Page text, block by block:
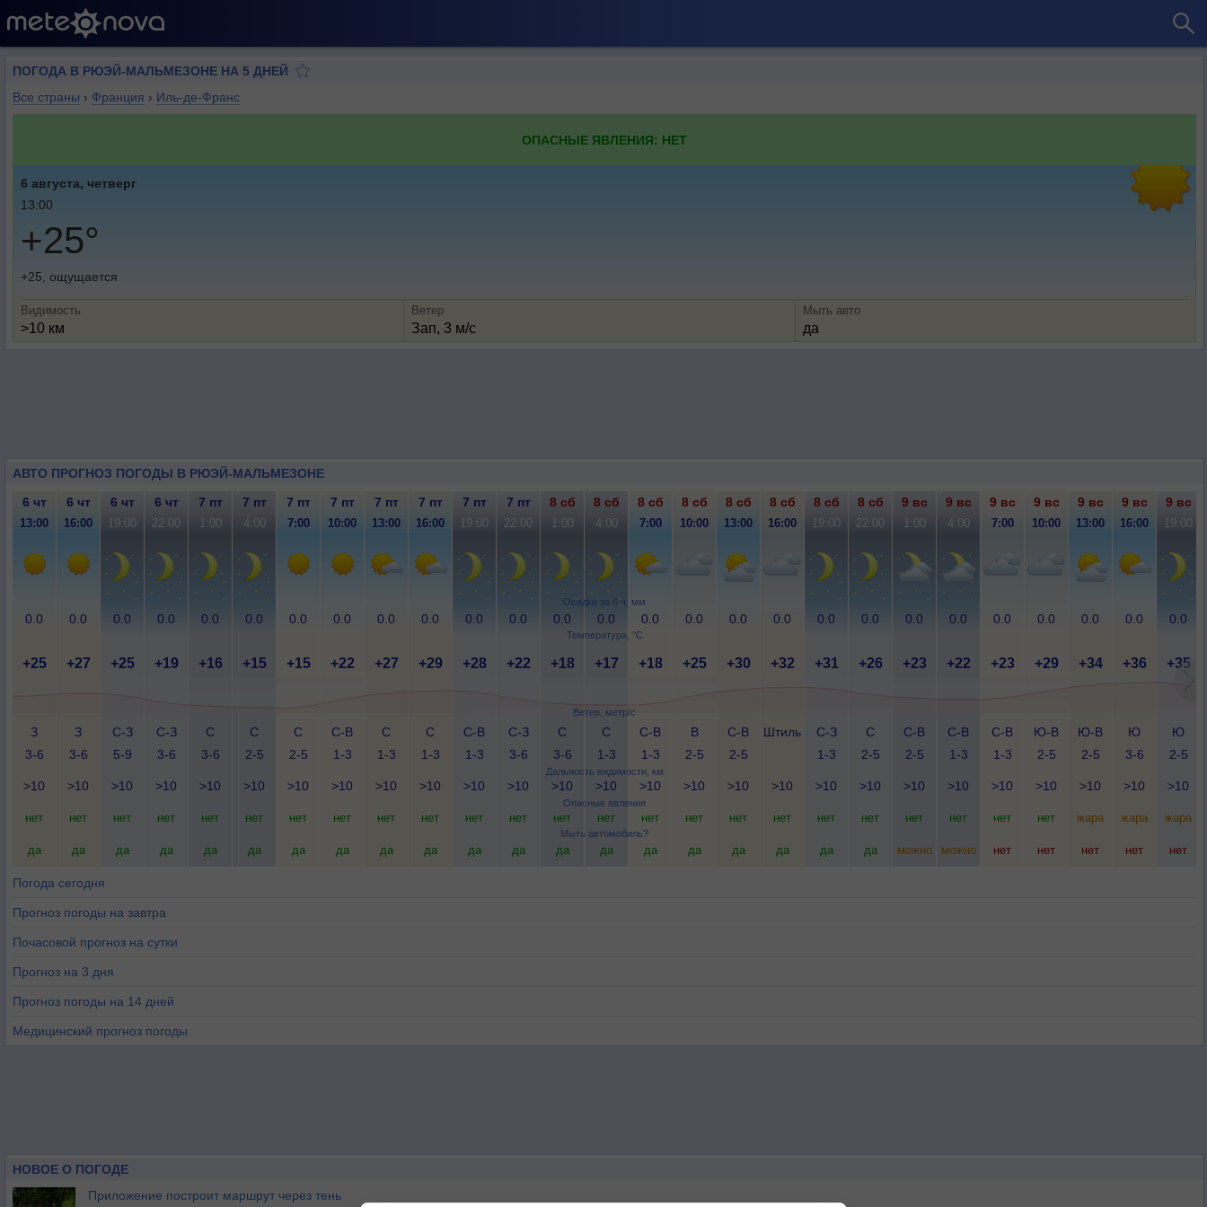
ПОГОДА В РЮЭЙ-МАЛЬМЕЗОНЕ НА 5 ДНЕЙ
Все страны › Франция › Иль-де-Франс
ОПАСНЫЕ ЯВЛЕНИЯ: НЕТ
6 августа, четверг
13:00
+25°
+25, ощущается
Видимость
>10 км
Ветер
Зап, 3 м/с
Мыть авто
да
АВТО ПРОГНОЗ ПОГОДЫ В РЮЭЙ-МАЛЬМЕЗОНЕ
Осадки за 6 ч, мм
Температура, °C
Ветер, метр/с
Дальность видимости, км
Опасные явления
Мыть автомобиль?
6 чт 6 чт 6 чт 6 чт 7 пт 7 пт 7 пт 7 пт 7 пт 7 пт 7 пт 7 пт 8 сб 8 сб 8 сб 8 сб 8 сб 8 сб 8 сб 8 сб 9 вс 9 вс 9 вс 9 вс 9 вс 9 вс 9 вс
13:00 16:00 19:00 22:00 1:00 4:00 7:00 10:00 13:00 16:00 19:00 22:00 1:00 4:00 7:00 10:00 13:00 16:00 19:00 22:00 1:00 4:00 7:00 10:00 13:00 16:00 19:00
0.0 0.0 0.0 0.0 0.0 0.0 0.0 0.0 0.0 0.0 0.0 0.0 0.0 0.0 0.0 0.0 0.0 0.0 0.0 0.0 0.0 0.0 0.0 0.0 0.0 0.0 0.0
+25 +27 +25 +19 +16 +15 +15 +22 +27 +29 +28 +22 +18 +17 +18 +25 +30 +32 +31 +26 +23 +22 +23 +29 +34 +36 +35
З
3-6
З
3-6
С-З
5-9
С-З
3-6
С
3-6
С
2-5
С
2-5
С-В
1-3
С
1-3
С
1-3
С-В
1-3
С-З
3-6
С
3-6
С
1-3
С-В
1-3
В
2-5
С-В
2-5
Штиль
С-З
1-3
С
2-5
С-В
2-5
С-В
1-3
С-В
1-3
Ю-В
2-5
Ю-В
2-5
Ю
3-6
Ю
2-5
>10 >10 >10 >10 >10 >10 >10 >10 >10 >10 >10 >10 >10 >10 >10 >10 >10 >10 >10 >10 >10 >10 >10 >10 >10 >10 >10
нет нет нет нет нет нет нет нет нет нет нет нет нет нет нет нет нет нет нет нет нет нет нет нет жара жара жара
да да да да да да да да да да да да да да да да да да да да можно можно нет нет нет нет нет
Погода сегодня
Прогноз погоды на завтра
Почасовой прогноз на сутки
Прогноз на 3 дня
Прогноз погоды на 14 дней
Медицинский прогноз погоды
НОВОЕ О ПОГОДЕ
Приложение построит маршрут через тень